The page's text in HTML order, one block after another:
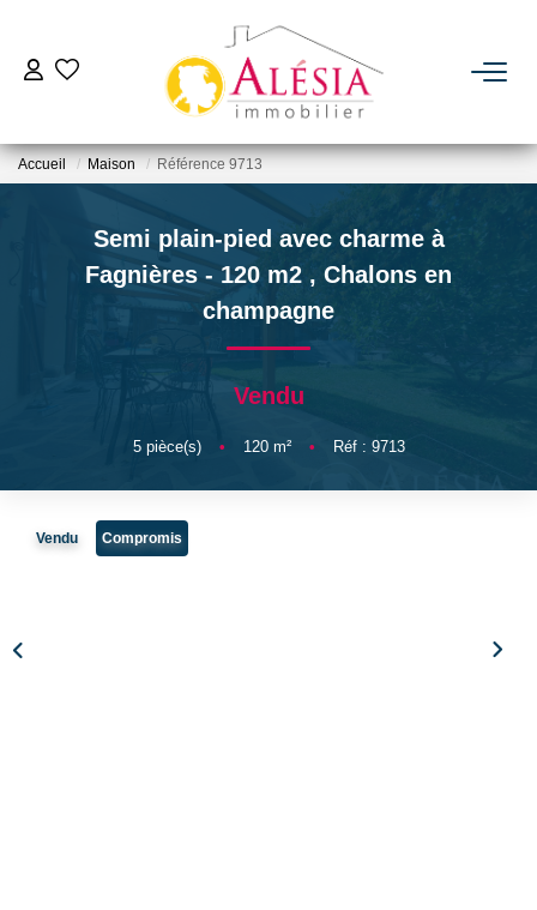
ACHETER
BIENS VENDUS / LOUÉS
NOTRE AGENCE
Accueil Maison Référence 9713
Semi plain-pied avec charme à
Fagnières - 120 m2 , Chalons en
champagne
Vendu
5pièce(s) • 120m² • Réf : 9713
Vendu Compromis